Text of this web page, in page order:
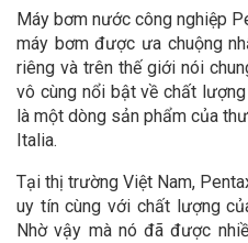
Máy bơm nước công nghiệp
máy bơm được ưa chuộng
riêng và trên thế giới nói
vô cùng nổi bật về chất
là một dòng sản phẩm của
Italia.
Tại thị trường Việt Nam,
uy tín cùng với chất lượng
Nhờ vậy mà nó đã được